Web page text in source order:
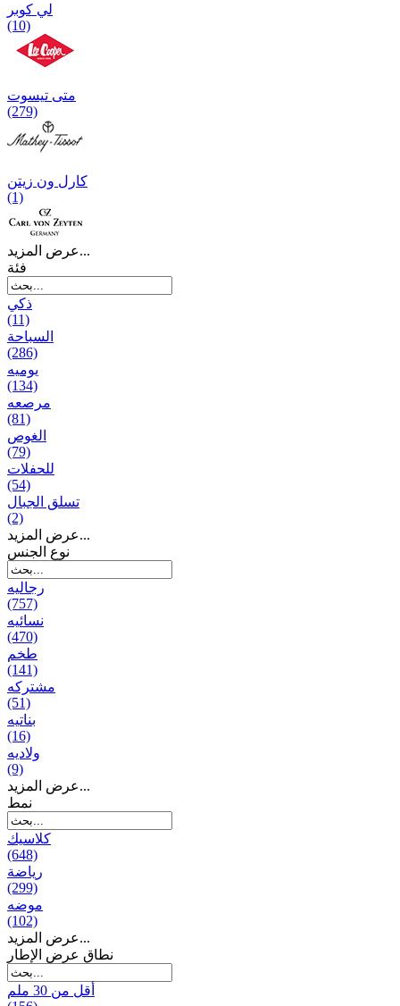
لي كوبر
(10)
متی تیسوت
(279)
کارل ون زیتن
(1)
عرض المزيد...
فئة
ذكي
(11)
السباحة
(286)
يومیه
(134)
مرصعه
(81)
الغوص
(79)
للحفلات
(54)
تسلق الجبال
(2)
عرض المزيد...
نوع الجنس
رجالیه
(757)
نسائیه
(470)
طخم
(141)
مشتركه
(51)
بناتیه
(16)
ولادیه
(9)
عرض المزيد...
نمط
كلاسيك
(648)
رياضة
(299)
موضه
(102)
عرض المزيد...
نطاق عرض الإطار
أقل من 30 ملم